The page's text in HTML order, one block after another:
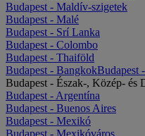
Budapest - Maldív-szigetek
Budapest - Malé
Budapest - Srí Lanka
Budapest - Colombo
Budapest - Thaiföld
Budapest - BangkokBudapest
Budapest - Észak-, Közép- és
Budapest - Argentína
Budapest - Buenos Aires
Budapest - Mexikó